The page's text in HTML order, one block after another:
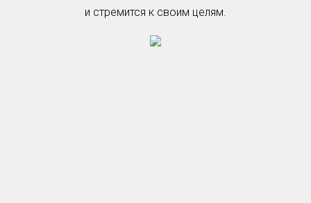
и стремится к своим целям.